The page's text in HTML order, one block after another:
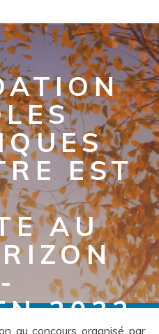
EST
AU
2022
au concours organisé par